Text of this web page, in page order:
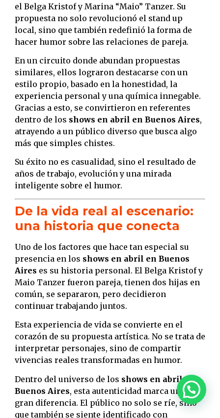
el Belga Kristof y Marina “Maio” Tanzer. Su
propuesta no solo revolucionó el stand up
local, sino que también redefinió la forma de
hacer humor sobre las relaciones de pareja.
En un circuito donde abundan propuestas
similares, ellos lograron destacarse con un
estilo propio, basado en la honestidad, la
experiencia personal y una química innegable.
Gracias a esto, se convirtieron en referentes
dentro de los shows en abril en Buenos Aires,
atrayendo a un público diverso que busca algo
más que simples chistes.
Su éxito no es casualidad, sino el resultado de
años de trabajo, evolución y una mirada
inteligente sobre el humor.
De la vida real al escenario:
una historia que conecta
Uno de los factores que hace tan especial su
presencia en los shows en abril en Buenos
Aires es su historia personal. El Belga Kristof y
Maio Tanzer fueron pareja, tienen dos hijas en
común, se separaron, pero decidieron
continuar trabajando juntos.
Esta experiencia de vida se convierte en el
corazón de su propuesta artística. No se trata de
interpretar personajes, sino de compartir
vivencias reales transformadas en humor.
Dentro del universo de los shows en abril en
Buenos Aires, esta autenticidad marca una
gran diferencia. El público no solo se ríe, sino
que también se siente identificado con